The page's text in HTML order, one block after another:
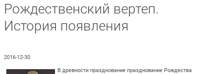
Рождественский вертеп.
История появления
2016-12-30
В древности празднование празднование Рождества